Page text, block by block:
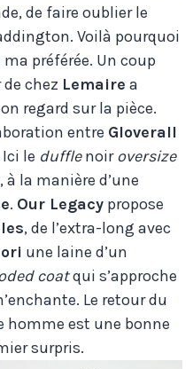
de faire oublier le
Voilà pourquoi
préférée. Un coup
chez Lemaire a
regard sur la pièce.
entre Gloverall
Ici le dufflenoiroversize
la manière d’une
. Our Legacy propose
, de l’extra-long avec
une laine d’un
coatqui s’approche
Le retour du
homme est une bonne
surpris.